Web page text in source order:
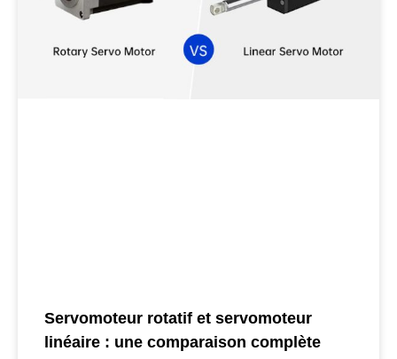
Servomoteur rotatif et servomoteur
linéaire : une comparaison complète